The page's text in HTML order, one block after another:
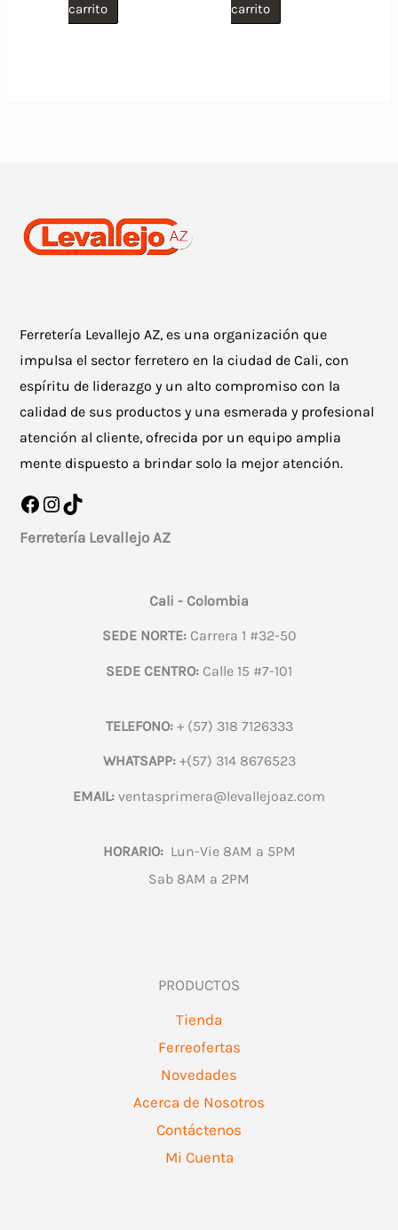
carrito
carrito
Ferretería Levallejo AZ, es una organización que
impulsa el sector ferretero en la ciudad de Cali, con
espíritu de liderazgo y un alto compromiso con la
calidad de sus productos y una esmerada y profesional
atención al cliente, ofrecida por un equipo amplia
mente dispuesto a brindar solo la mejor atención.
Facebook
Instagram
TikTok
Ferretería Levallejo AZ
Cali - Colombia
SEDE NORTE:Carrera 1 #32-50
SEDE CENTRO: Calle 15 #7-101
TELEFONO:+ (57) 318 7126333
WHATSAPP:+(57) 314 8676523
EMAIL: ventasprimera@levallejoaz.com
HORARIO:Lun-Vie 8AM a 5PM
Sab 8AM a 2PM
PRODUCTOS
Tienda
Ferreofertas
Novedades
Acerca de Nosotros
Contáctenos
Mi Cuenta